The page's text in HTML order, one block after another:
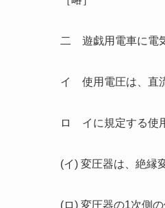
二 遊戯用電車に電
イ 使用電圧は、直
ロ イに規定する使
(イ) 変圧器は、絶縁
(ロ) 変圧器の1次側